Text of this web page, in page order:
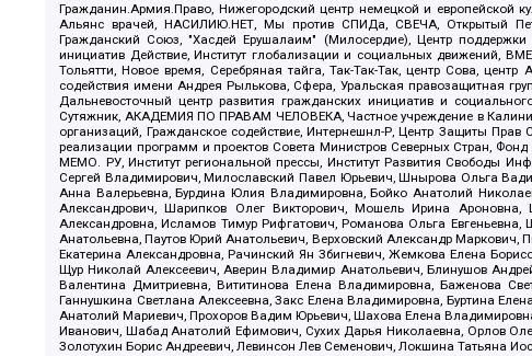
Гражданин.Армия.Право, Нижегородский центр немецкой и европейской
Альянс врачей, НАСИЛИЮ.НЕТ, Мы против СПИДа, СВЕЧА, Открытый
Гражданский Союз, "Хасдей Ерушалаим" (Милосердие), Центр
инициатив Действие, Институт глобализации и социальных движений,
Тольятти, Новое время, Серебряная тайга, Так-Так-Так, центр Сова,
содействия имени Андрея Рылькова, Сфера, Уральская правозащитная
Дальневосточный центр развития гражданских инициатив и
Сутяжник, АКАДЕМИЯ ПО ПРАВАМ ЧЕЛОВЕКА, Частное учреждение в
организаций, Гражданское содействие, Интернешнл-Р, Центр Защиты
реализации программ и проектов Совета Министров Северных Стран,
МЕМО. РУ, Институт региональной прессы, Институт Развития Свободы
Сергей Владимирович, Милославский Павел Юрьевич, Шнырова Ольга
Анна Валерьевна, Бурдина Юлия Владимировна, Бойко Анатолий
Александрович, Шарипков Олег Викторович, Мошель Ирина Ароновна,
Александровна, Исламов Тимур Рифгатович, Романова Ольга
Анатольевна, Паутов Юрий Анатольевич, Верховский Александр
Екатерина Александровна, Рачинский Ян Збигневич, Жемкова Елена
Щур Николай Алексеевич, Аверин Владимир Анатольевич, Блинушов
Валентина Дмитриевна, Вититинова Елена Владимировна, Баженова
Ганнушкина Светлана Алексеевна, Закс Елена Владимировна, Буртина
Анатолий Мариевич, Прохоров Вадим Юрьевич, Шахова Елена
Иванович, Шабад Анатолий Ефимович, Сухих Дарья Николаевна, Орлов
Золотухин Борис Андреевич, Левинсон Лев Семенович, Локшина Татьяна